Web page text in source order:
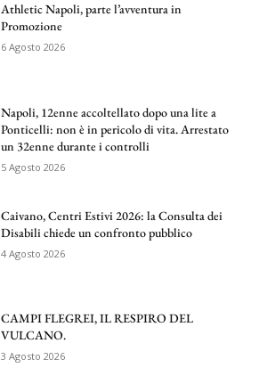
Athletic Napoli, parte l’avventura in
Promozione
6 Agosto 2026
Napoli, 12enne accoltellato dopo una lite a
Ponticelli: non è in pericolo di vita. Arrestato
un 32enne durante i controlli
5 Agosto 2026
Caivano, Centri Estivi 2026: la Consulta dei
Disabili chiede un confronto pubblico
4 Agosto 2026
CAMPI FLEGREI, IL RESPIRO DEL
VULCANO.
3 Agosto 2026